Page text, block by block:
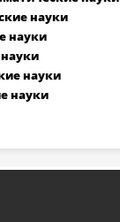
науки
науки
науки
науки